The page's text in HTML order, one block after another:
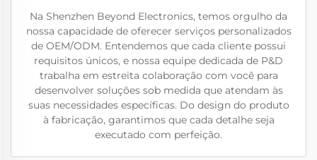
Na Shenzhen Beyond Electronics, temos orgulho da
nossa capacidade de oferecer serviços personalizados
de OEM/ODM. Entendemos que cada cliente possui
requisitos únicos, e nossa equipe dedicada de P&D
trabalha em estreita colaboração com você para
desenvolver soluções sob medida que atendam às
suas necessidades específicas. Do design do produto
à fabricação, garantimos que cada detalhe seja
executado com perfeição.